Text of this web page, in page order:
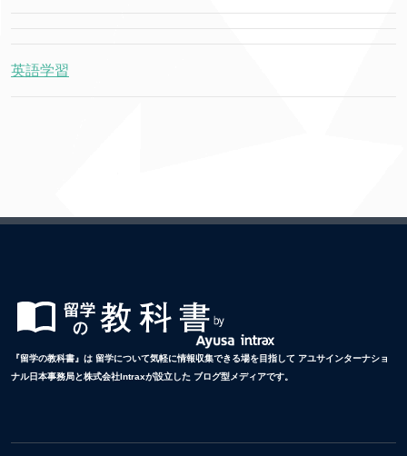
英語学習
『留学の教科書』は 留学について気軽に情報収集できる場を目指して アユサインターナショ
ナル日本事務局と株式会社Intraxが設立した ブログ型メディアです。